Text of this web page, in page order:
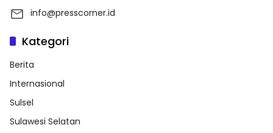
info@presscorner.id
Kategori
Berita
Internasional
Sulsel
Sulawesi Selatan